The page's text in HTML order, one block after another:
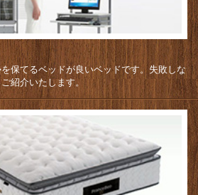
保てるベッドが良いベッドです。失敗しな
紹介いたします。